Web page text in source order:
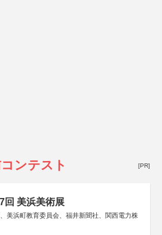
ンテスト [PR]
回 美浜美術展
美浜町教育委員会、福井新聞社、関西電力株